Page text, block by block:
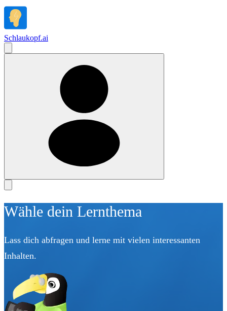
Schlaukopf.ai
Wähle dein Lernthema
Lass dich abfragen und lerne mit vielen interessanten
Inhalten.